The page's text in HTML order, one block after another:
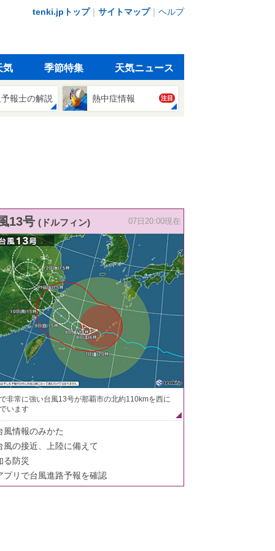
tenki.jpトップ｜ サイトマップ｜ ヘルプ
気 季節特集 天気ニュース
報士の解説 熱中症情報 注目
13号 (ドルフィン) 07日20:00現在
非常に強い台風13号が那覇市の北約110kmを西に
います
風情報のみかた
風の接近、上陸に備えて
る防災
プリで台風進路予報を確認